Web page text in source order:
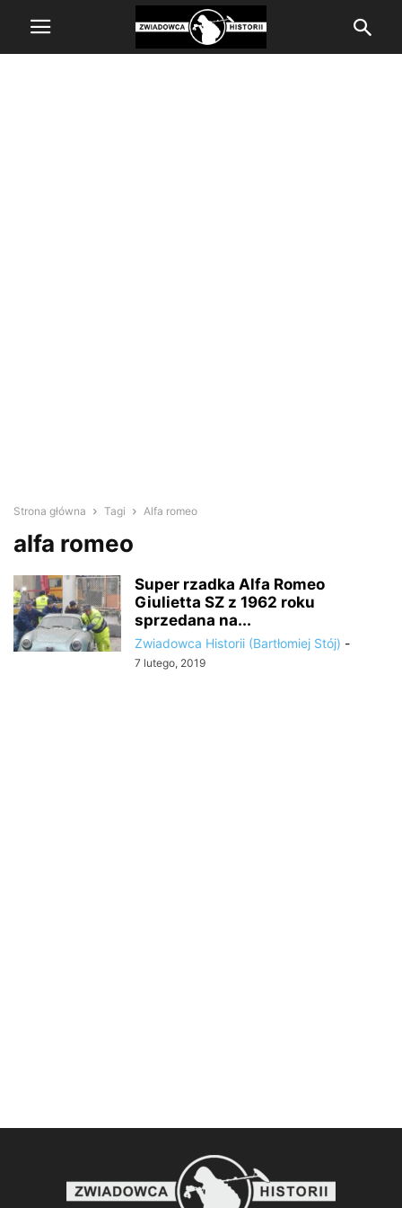
Strona główna Tagi Alfa romeo
alfa romeo
Super rzadka Alfa Romeo
Giulietta SZ z 1962 roku
sprzedana na...
Zwiadowca Historii (Bartłomiej Stój) -
7 lutego, 2019